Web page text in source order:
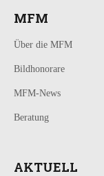
MFM
Über die MFM
Bildhonorare
MFM-News
Beratung
AKTUELL